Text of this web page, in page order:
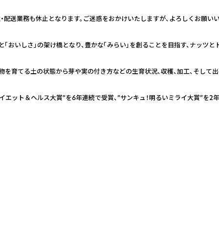
送業務も休止となります。ご迷惑をおかけいたしますが、よろしくお願い
「おいしさ」の架け橋となり、豊かな「みらい」を創ることを目指す、ナッツ
育てる土の状態から芽や実の付き方などの生育状況、収穫、加工、そして
エット＆ヘルス大賞”を6年連続で受賞、”サンキュ！明るいミライ大賞”を2